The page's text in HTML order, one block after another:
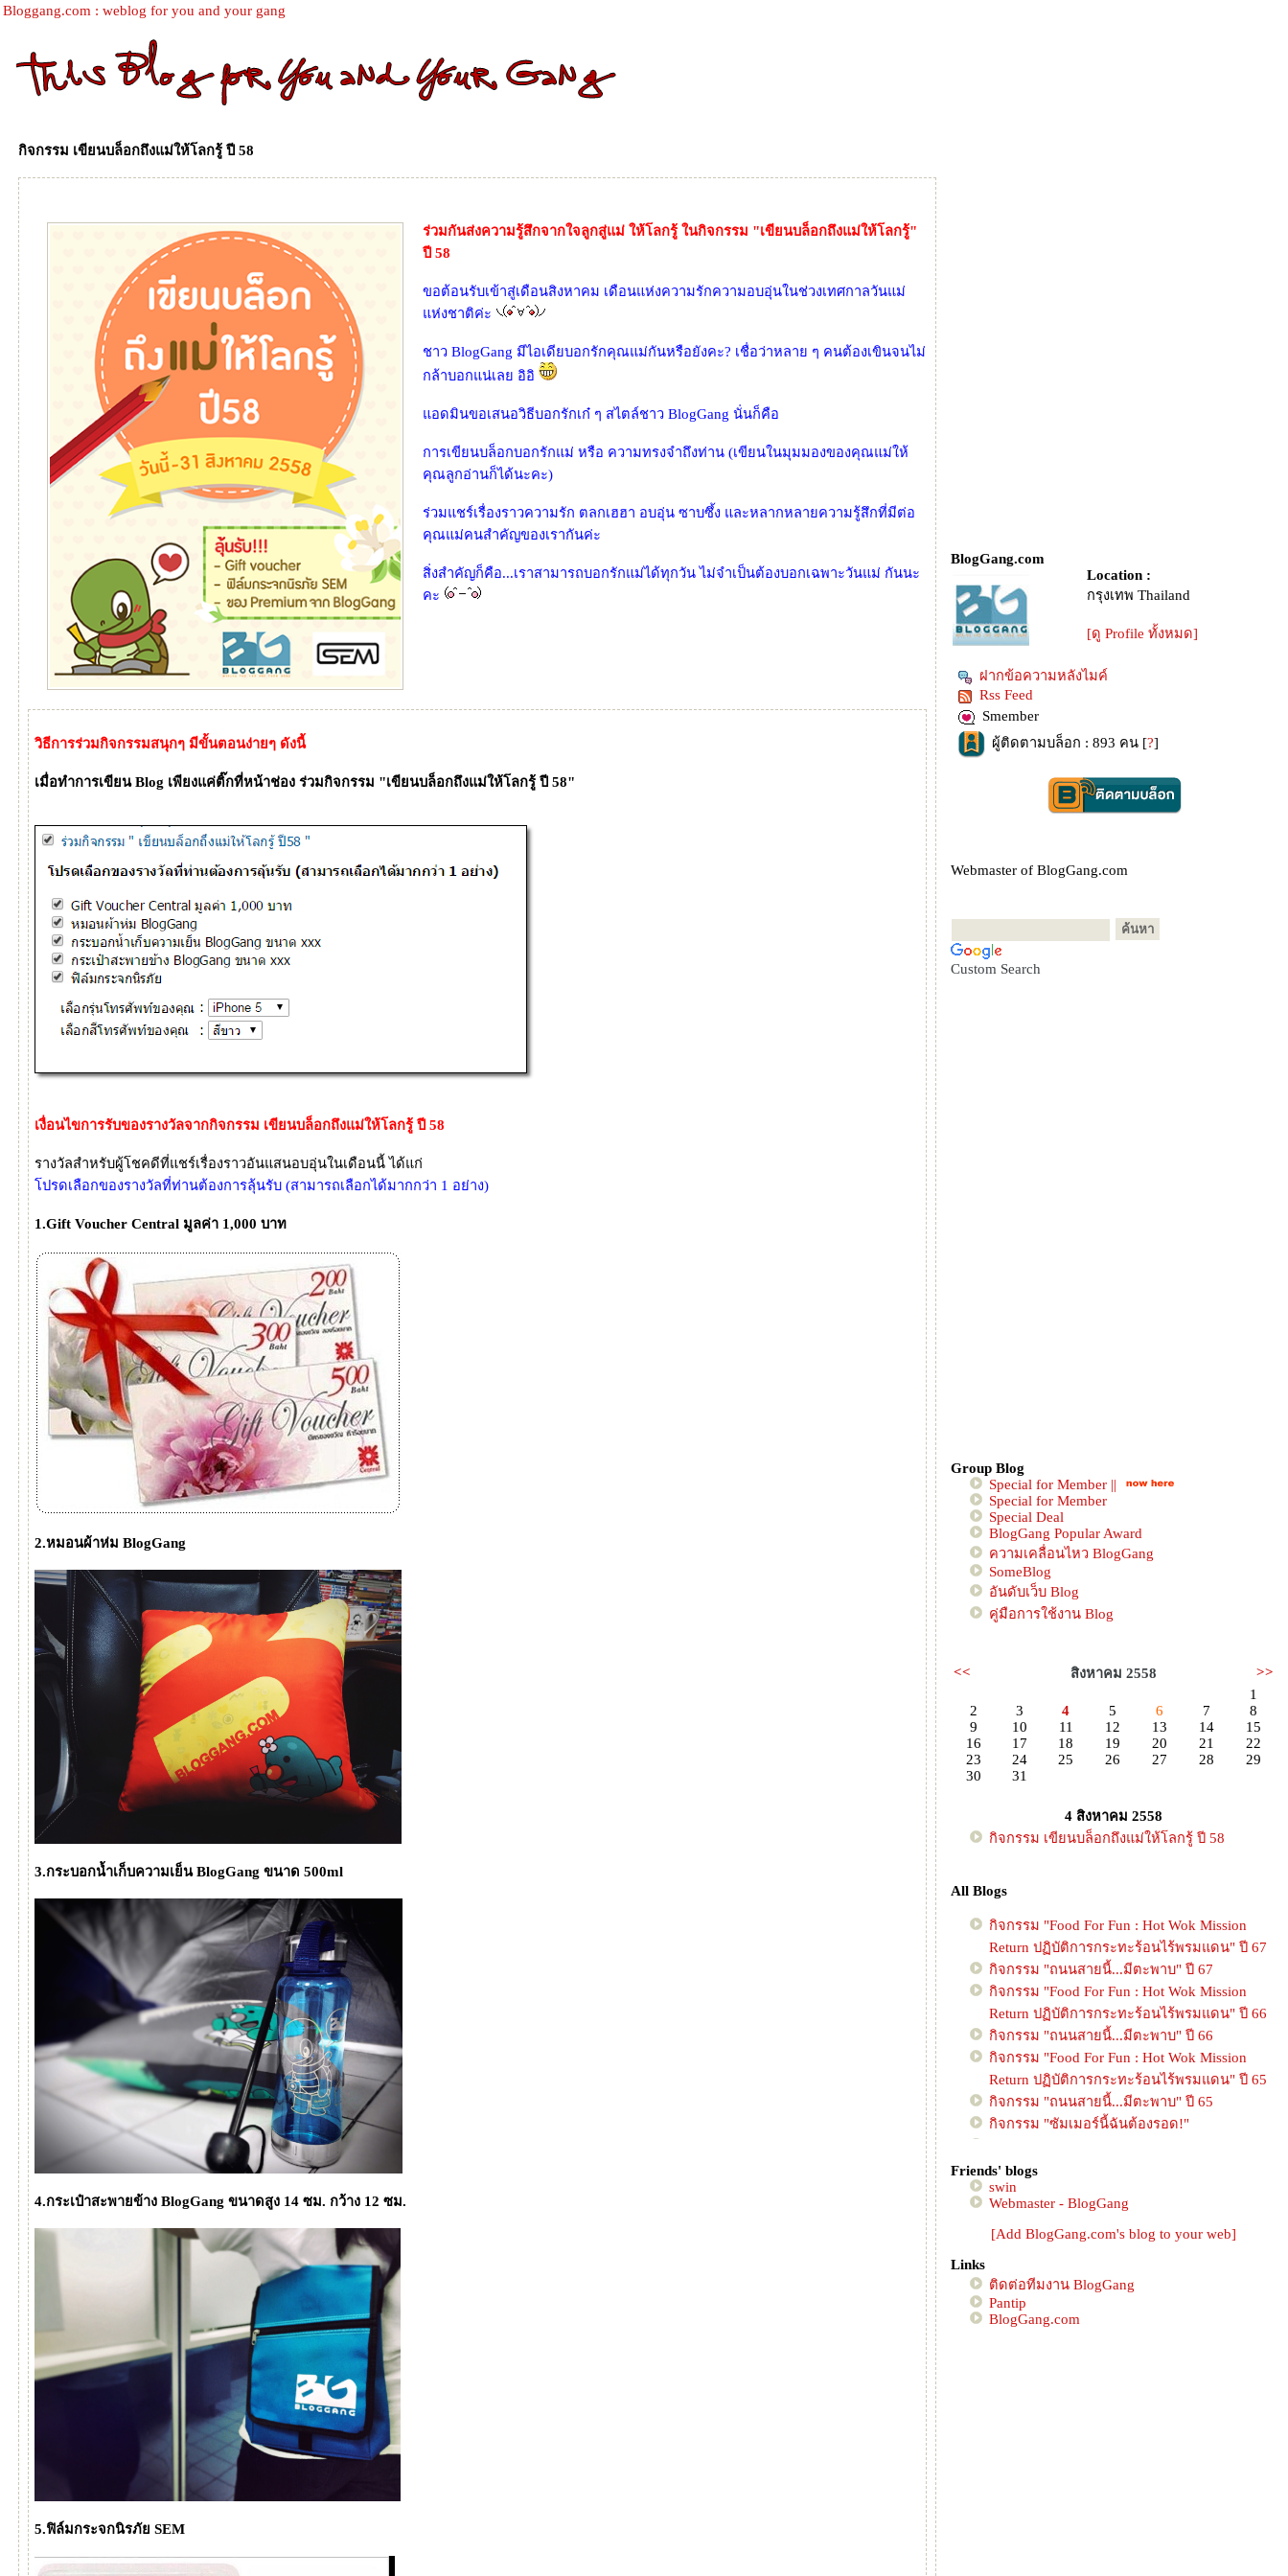
Bloggang.com : weblog for you and your gang
กิจกรรม เขียนบล็อกถึงแม่ให้โลกรู้ ปี 58
ร่วมกันส่งความรู้สึกจากใจลูกสู่แม่ ให้โลกรู้ ในกิจกรรม "เขียนบล็อกถึงแม่ให้โลกรู้"
ปี 58
ขอต้อนรับเข้าสู่เดือนสิงหาคม เดือนแห่งความรักความอบอุ่นในช่วงเทศกาลวันแม่
ห่งชาติค่ะ
ชาว BlogGang มีไอเดียบอกรักคุณแม่กันหรือยังคะ? เชื่อว่าหลาย ๆ คนต้องเขินจนไม่
กล้าบอกแน่เลย อิอิ
อดมินขอเสนอวิธีบอกรักเก๋ ๆ สไตล์ชาว BlogGang นั่นก็คือ
การเขียนบล็อกบอกรักแม่ หรือ ความทรงจำถึงท่าน (เขียนในมุมมองของคุณแม่ให้
คุณลูกอ่านก็ได้นะคะ)
ร่วมแชร์เรื่องราวความรัก ตลกเฮฮา อบอุ่น ซาบซึ้ง และหลากหลายความรู้สึกที่มีต่อ
คุณแม่คนสำคัญของเรากันค่ะ
สิ่งสำคัญก็คือ...เราสามารถบอกรักแม่ได้ทุกวัน ไม่จำเป็นต้องบอกเฉพาะวันแม่ กันนะ
คะ
วิธีการร่วมกิจกรรมสนุกๆ มีขั้นตอนง่ายๆ ดังนี้
เมื่อทำการเขียน Blog เพียงแค่ติ๊กที่หน้าช่อง ร่วมกิจกรรม "เขียนบล็อกถึงแม่ให้โลกรู้ ปี 58"
เงื่อนไขการรับของรางวัลจากกิจกรรม เขียนบล็อกถึงแม่ให้โลกรู้ ปี 58
รางวัลสำหรับผู้โชคดีที่แชร์เรื่องราวอันแสนอบอุ่นในเดือนนี้ ได้แก่
ปรดเลือกของรางวัลที่ท่านต้องการลุ้นรับ (สามารถเลือกได้มากกว่า 1 อย่าง)
1.Gift Voucher Central มูลค่า 1,000 บาท
2.หมอนผ้าห่ม BlogGang
3.กระบอกน้ำเก็บความเย็น BlogGang ขนาด 500ml
4.กระเป๋าสะพายข้าง BlogGang ขนาดสูง 14 ซม. กว้าง 12 ซม.
5.ฟิล์มกระจกนิรภัย SEM
BlogGang.com
Location :
กรุงเทพ Thailand
[ดู Profile ทั้งหมด]
ฝากข้อความหลังไมค์
Rss Feed
Smember
ผู้ติดตามบล็อก : 893 คน [?]
Webmaster of BlogGang.com
Custom Search
Group Blog
Special for Member ||
Special for Member
Special Deal
BlogGang Popular Award
ความเคลื่อนไหว BlogGang
SomeBlog
อันดับเว็บ Blog
คู่มือการใช้งาน Blog
<< สิงหาคม 2558
>>
1
2
3 4 5 6 7
8
9
10 11 12 13 14
15
16
17 18 19 20 21
22
23
24 25 26 27 28
29
30
31
4 สิงหาคม 2558
กิจกรรม เขียนบล็อกถึงแม่ให้โลกรู้ ปี 58
All Blogs
กิจกรรม "Food For Fun : Hot Wok Mission
Return ปฏิบัติการกระทะร้อนไร้พรมแดน" ปี 67
กิจกรรม "ถนนสายนี้...มีตะพาบ" ปี 67
กิจกรรม "Food For Fun : Hot Wok Mission
Return ปฏิบัติการกระทะร้อนไร้พรมแดน" ปี 66
กิจกรรม "ถนนสายนี้...มีตะพาบ" ปี 66
กิจกรรม "Food For Fun : Hot Wok Mission
Return ปฏิบัติการกระทะร้อนไร้พรมแดน" ปี 65
กิจกรรม "ถนนสายนี้...มีตะพาบ" ปี 65
กิจกรรม "ซัมเมอร์นี้ฉันต้องรอด!"
Return ปฏิบัติการกระทะร้อนไร้พรมแดน" ปี 64
กิจกรรม "ถนนสายนี้...มีตะพาบ" ปี 64
กิจกรรม "ถนนสายนี้...มีตะพาบ" ปี 63
กิจกรรม "Food For Fun : Hot Wok Mission
กิจกรรม "ถนนสายนี้...มีตะพาบ" ปี 62
กิจกรรม "Food For Fun : Hot Wok Mission
Return ปฏิบัติการกระทะร้อนไร้พรมแดน" ปี 62
Friends' blogs
swin
Webmaster - BlogGang
[Add BlogGang.com's blog to your web]
Links
ติดต่อทีมงาน BlogGang
Pantip
BlogGang.com